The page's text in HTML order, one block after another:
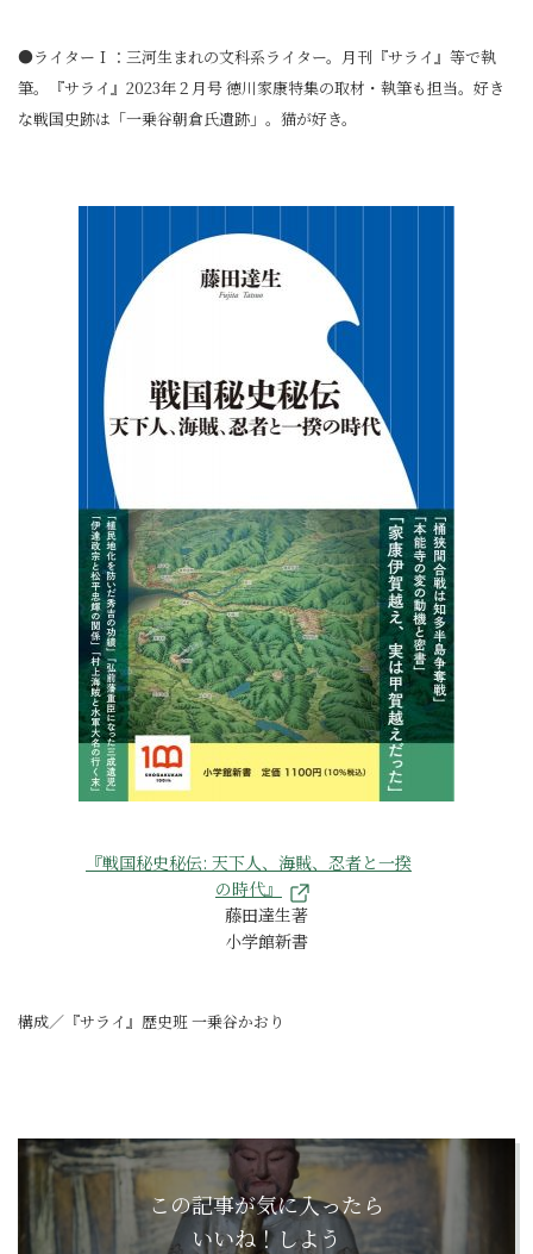
●ライターＩ：三河生まれの文科系ライター。月刊『サライ』等で執
筆。『サライ』2023年２月号 徳川家康特集の取材・執筆も担当。好き
な戦国史跡は「一乗谷朝倉氏遺跡」。猫が好き。
『戦国秘史秘伝: 天下人、海賊、忍者と一揆
の時代』
藤田達生著
小学館新書
構成／『サライ』歴史班 一乗谷かおり
この記事が気に入ったら
いいね！しよう